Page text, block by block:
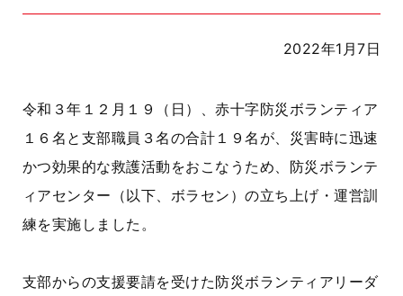
2022年1月7日
令和３年１２月１９（日）、赤十字防災ボランティア
１６名と支部職員３名の合計１９名が、災害時に迅速
かつ効果的な救護活動をおこなうため、防災ボランテ
ィアセンター（以下、ボラセン）の立ち上げ・運営訓
練を実施しました。
支部からの支援要請を受けた防災ボランティアリーダ